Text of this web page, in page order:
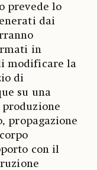
prevede lo
dai
in
modificare la
di
su una
propagazione
con il